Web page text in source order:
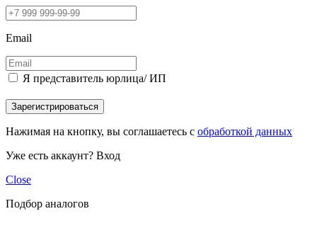
Email
Я представитель юрлица/ ИП
Зарегистрироваться
Нажимая на кнопку, вы соглашаетесь с обработкой данных
Уже есть аккаунт? Вход
Close
Подбор аналогов